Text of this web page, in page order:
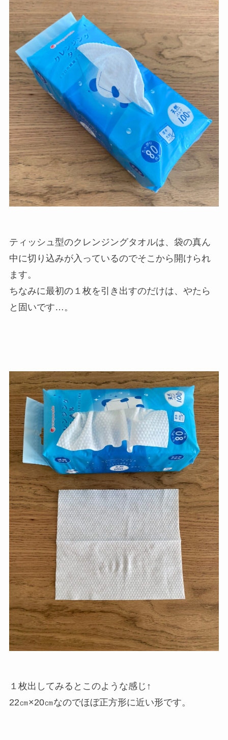
ティッシュ型のクレンジングタオルは、袋の真ん
中に切り込みが入っているのでそこから開けられ
ます。
ちなみに最初の１枚を引き出すのだけは、やたら
と固いです…。
１枚出してみるとこのような感じ↑
22㎝×20㎝なのでほぼ正方形に近い形です。